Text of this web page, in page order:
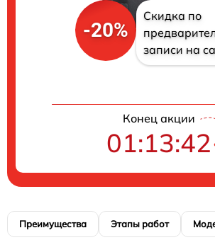
-20%
Скидка по
записи на
Конец акции
01:13:41
Преимущества Этапы работ